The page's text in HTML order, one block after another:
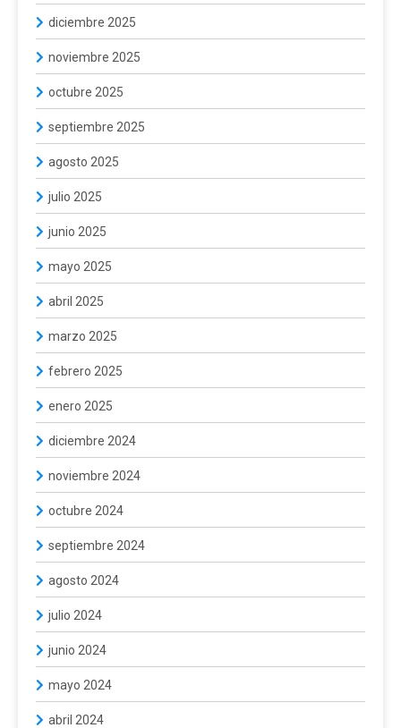
diciembre 2025
noviembre 2025
octubre 2025
septiembre 2025
agosto 2025
julio 2025
junio 2025
mayo 2025
abril 2025
marzo 2025
febrero 2025
enero 2025
diciembre 2024
noviembre 2024
octubre 2024
septiembre 2024
agosto 2024
julio 2024
junio 2024
mayo 2024
abril 2024